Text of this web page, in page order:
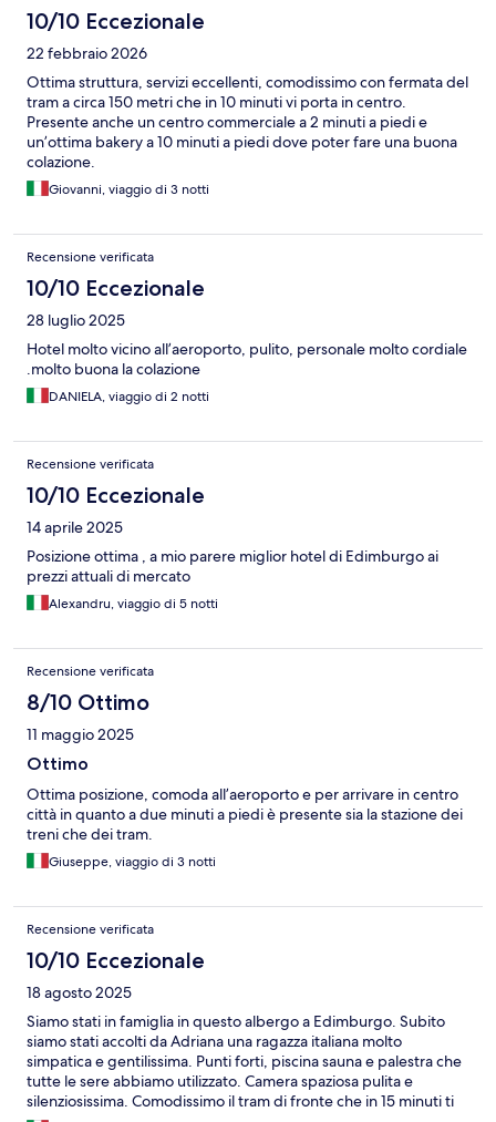
10/10 Eccezionale
22 febbraio 2026
Ottima struttura, servizi eccellenti, comodissimo con fermata del
tram a circa 150 metri che in 10 minuti vi porta in centro.
Presente anche un centro commerciale a 2 minuti a piedi e
un’ottima bakery a 10 minuti a piedi dove poter fare una buona
colazione.
Giovanni, viaggio di 3 notti
Recensione verificata
10/10 Eccezionale
28 luglio 2025
Hotel molto vicino all’aeroporto, pulito, personale molto cordiale
.molto buona la colazione
DANIELA, viaggio di 2 notti
Recensione verificata
10/10 Eccezionale
14 aprile 2025
Posizione ottima , a mio parere miglior hotel di Edimburgo ai
prezzi attuali di mercato
Alexandru, viaggio di 5 notti
Recensione verificata
8/10 Ottimo
11 maggio 2025
Ottimo
Ottima posizione, comoda all’aeroporto e per arrivare in centro
città in quanto a due minuti a piedi è presente sia la stazione dei
treni che dei tram.
Giuseppe, viaggio di 3 notti
Recensione verificata
10/10 Eccezionale
18 agosto 2025
Siamo stati in famiglia in questo albergo a Edimburgo. Subito
siamo stati accolti da Adriana una ragazza italiana molto
simpatica e gentilissima. Punti forti, piscina sauna e palestra che
tutte le sere abbiamo utilizzato. Camera spaziosa pulita e
silenziosissima. Comodissimo il tram di fronte che in 15 minuti ti